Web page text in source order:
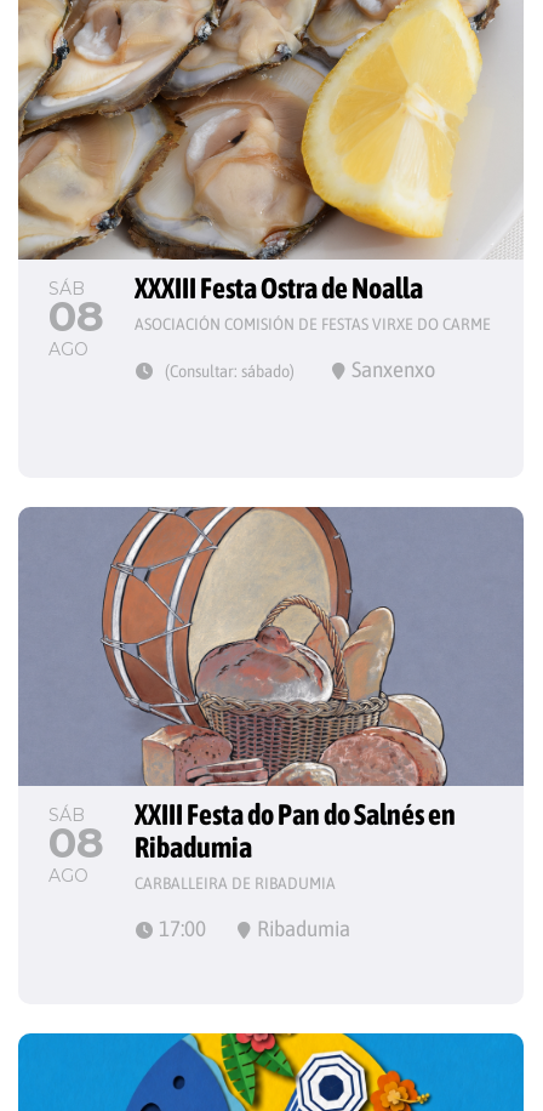
SÁB
08
AGO
XXXIII Festa Ostra de Noalla
ASOCIACIÓN COMISIÓN DE FESTAS VIRXE DO CARME
(Consultar: sábado) Sanxenxo
SÁB
08
AGO
XXIII Festa do Pan do Salnés en
Ribadumia
CARBALLEIRA DE RIBADUMIA
17:00 Ribadumia